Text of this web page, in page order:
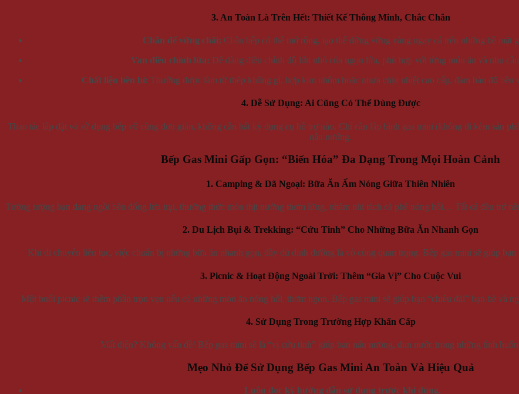
3. An Toàn Là Trên Hết: Thiết Kế Thông Minh, Chắc Chắn
Chân đế vững chãi: Chân bếp có thể mở rộng, tạo thế đứng vững vàng ngay cả trên những bề mặt
Van điều chỉnh lửa: Dễ dàng điều chỉnh độ lớn nhỏ của ngọn lửa, phù hợp với từng món ăn và nhu
Chất liệu bền bỉ: Thường được làm từ thép không gỉ, hợp kim nhôm hoặc nhựa chịu nhiệt cao cấp, đảm bảo độ bền
4. Dễ Sử Dụng: Ai Cũng Có Thể Dùng Được
Thao tác lắp đặt và sử dụng bếp vô cùng đơn giản, không cần bất kỳ dụng cụ hỗ trợ nào. Chỉ cần lắp bình gas mini (không đi kèm sản
nấu nướng.
Bếp Gas Mini Gấp Gọn: “Biến Hóa” Đa Dạng Trong Mọi Hoàn Cảnh
1. Camping & Dã Ngoại: Bữa Ăn Ấm Nóng Giữa Thiên Nhiên
Tưởng tượng bạn đang ngồi bên đống lửa trại, thưởng thức món thịt nướng thơm lừng, nhâm nhi tách cà phê nóng hổi… Tất cả đều trở
2. Du Lịch Bụi & Trekking: “Cứu Tinh” Cho Những Bữa Ăn Nhanh Gọn
Khi di chuyển liên tục, việc chuẩn bị những bữa ăn nhanh gọn, đầy đủ dinh dưỡng là vô cùng quan trọng. Bếp gas mini sẽ giúp
3. Picnic & Hoạt Động Ngoài Trời: Thêm “Gia Vị” Cho Cuộc Vui
Một buổi picnic sẽ thêm phần trọn vẹn nếu có những món ăn nóng hổi, thơm ngon. Bếp gas mini sẽ giúp bạn “chiêu đãi” bạn bè và
4. Sử Dụng Trong Trường Hợp Khẩn Cấp
Mất điện? Không vấn đề! Bếp gas mini sẽ là “vị cứu tinh” giúp bạn nấu nướng, đun nước trong những tình
Mẹo Nhỏ Để Sử Dụng Bếp Gas Mini An Toàn Và Hiệu Quả
Luôn đọc kỹ hướng dẫn sử dụng trước khi dùng.